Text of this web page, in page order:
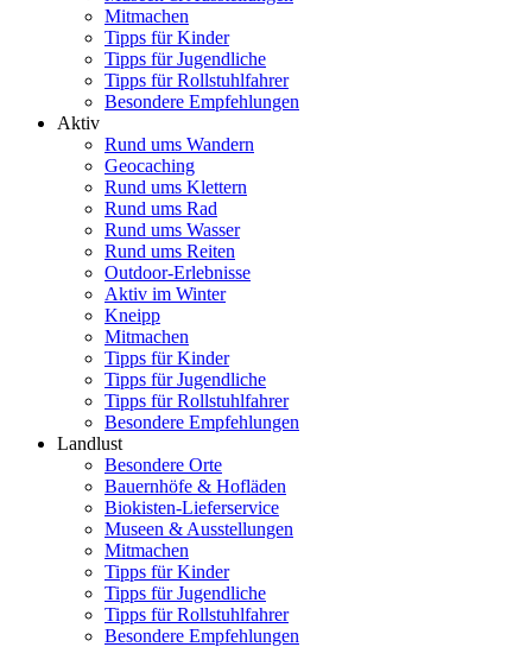
Mitmachen
Tipps für Kinder
Tipps für Jugendliche
Tipps für Rollstuhlfahrer
Besondere Empfehlungen
Aktiv
Rund ums Wandern
Geocaching
Rund ums Klettern
Rund ums Rad
Rund ums Wasser
Rund ums Reiten
Outdoor-Erlebnisse
Aktiv im Winter
Kneipp
Mitmachen
Tipps für Kinder
Tipps für Jugendliche
Tipps für Rollstuhlfahrer
Besondere Empfehlungen
Landlust
Besondere Orte
Bauernhöfe & Hofläden
Biokisten-Lieferservice
Museen & Ausstellungen
Mitmachen
Tipps für Kinder
Tipps für Jugendliche
Tipps für Rollstuhlfahrer
Besondere Empfehlungen